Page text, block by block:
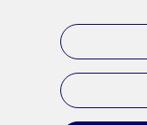
Tel. 93